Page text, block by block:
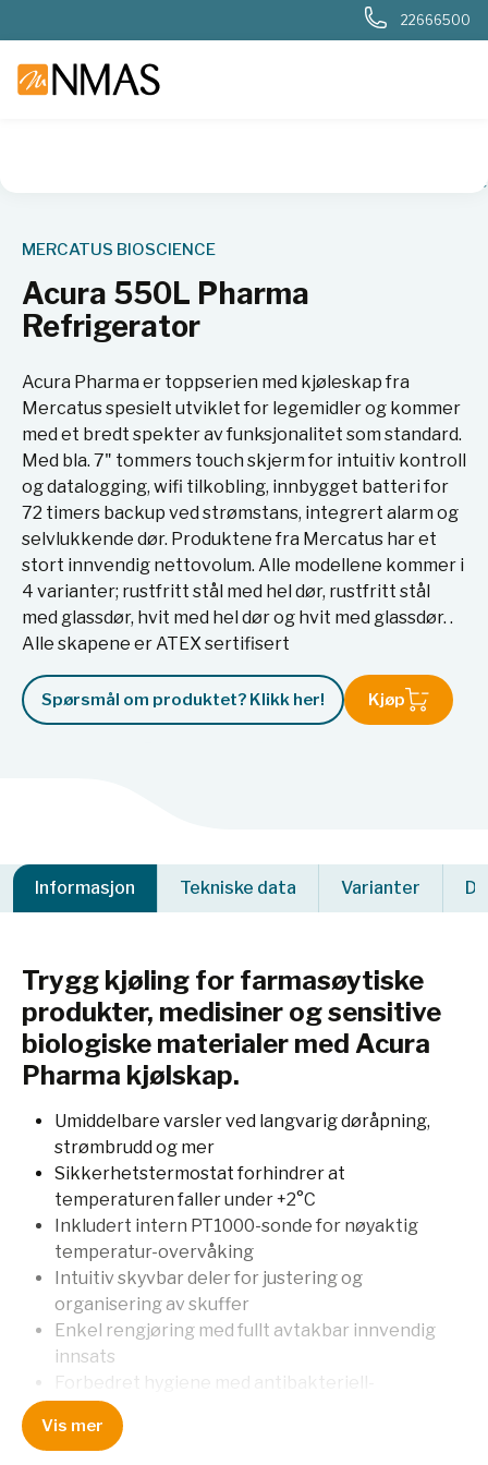
22666500
MERCATUS BIOSCIENCE
Acura 550L Pharma
Refrigerator
Acura Pharma er toppserien med kjøleskap fra
Mercatus spesielt utviklet for legemidler og kommer
med et bredt spekter av funksjonalitet som standard.
Med bla. 7" tommers touch skjerm for intuitiv kontroll
og datalogging, wifi tilkobling, innbygget batteri for
72 timers backup ved strømstans, integrert alarm og
selvlukkende dør. Produktene fra Mercatus har et
stort innvendig nettovolum. Alle modellene kommer i
4 varianter; rustfritt stål med hel dør, rustfritt stål
med glassdør, hvit med hel dør og hvit med glassdør. .
Alle skapene er ATEX sertifisert
Spørsmål om produktet? Klikk her! Kjøp
Informasjon Tekniske data Varianter
Trygg kjøling for farmasøytiske
produkter, medisiner og sensitive
biologiske materialer med Acura
Pharma kjølskap.
Umiddelbare varsler ved langvarig døråpning,
strømbrudd og mer
Sikkerhetstermostat forhindrer at
temperaturen faller under +2°C
Inkludert intern PT1000-sonde for nøyaktig
temperatur-overvåking
Intuitiv skyvbar deler for justering og
organisering av skuffer
Enkel rengjøring med fullt avtakbar innvendig
innsats
Forbedret hygiene med antibakteriell-
coating for renhet
Ø27 mm tilgangsport og tørrkontakt for
Vis mer